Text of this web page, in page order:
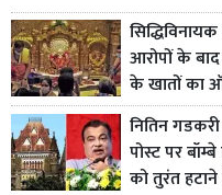
आरोपों के बाद
के खातों का
नितिन
पोस्ट पर
को तुरंत